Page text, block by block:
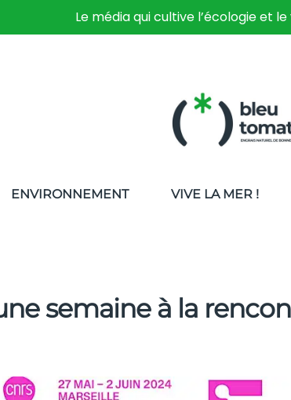
Le média qui cultive l’écologie et
ENVIRONNEMENT VIVE LA MER !
semaine à la